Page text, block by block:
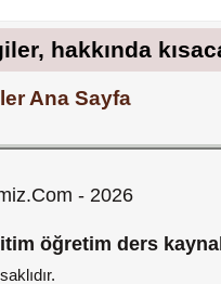
hakkında
Ana Sayfa
- 2026
öğretim ders